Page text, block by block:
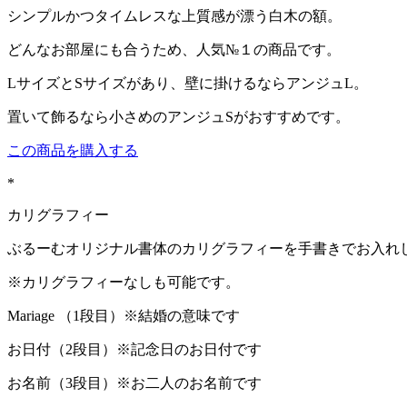
シンプルかつタイムレスな上質感が漂う白木の額。
どんなお部屋にも合うため、人気№１の商品です。
LサイズとSサイズがあり、壁に掛けるならアンジュL。
置いて飾るなら小さめのアンジュSがおすすめです。
この商品を購入する
*
カリグラフィー
ぶるーむオリジナル書体のカリグラフィーを手書きでお入れ
※カリグラフィーなしも可能です。
Mariage （1段目）※結婚の意味です
お日付（2段目）※記念日のお日付です
お名前（3段目）※お二人のお名前です